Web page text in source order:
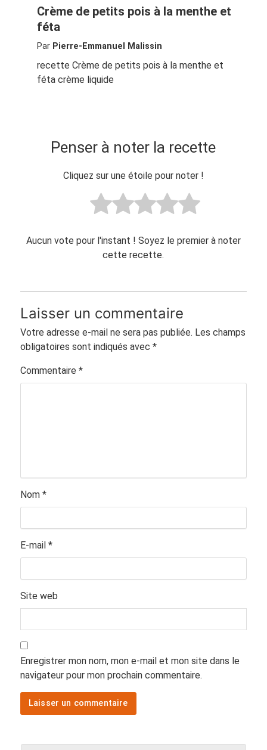
Crème de petits pois à la menthe et
féta
Par Pierre-Emmanuel Malissin
recette Crème de petits pois à la menthe et
féta crème liquide
Penser à noter la recette
Cliquez sur une étoile pour noter !
Aucun vote pour l'instant ! Soyez le premier à noter
cette recette.
Laisser un commentaire
Votre adresse e-mail ne sera pas publiée. Les champs
obligatoires sont indiqués avec *
Commentaire *
Nom *
E-mail *
Site web
Enregistrer mon nom, mon e-mail et mon site dans le
navigateur pour mon prochain commentaire.